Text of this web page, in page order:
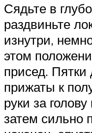
Сядьте в
раздвиньте
изнутри,
этом
присед.
прижаты к
руки за
затем сильно